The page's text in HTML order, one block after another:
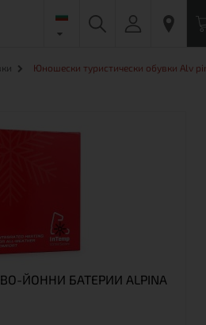
Юношески туристически обувки Alv
ЙОННИ БАТЕРИИ ALPINA